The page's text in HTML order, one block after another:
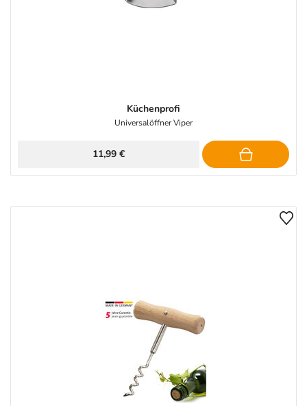
Küchenprofi
Universalöffner Viper
11,99 €